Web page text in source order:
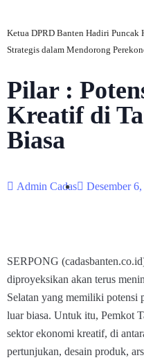
Ketua DPRD Banten Hadiri Puncak
Strategis dalam Mendorong
Pilar :
Kreatif di
Biasa
Admin Cadas Desember
SERPONG
diproyeksikan akan terus
Selatan yang memiliki potensi
luar biasa. Untuk itu, Pemkot
sektor ekonomi kreatif, di
pertunjukan, desain produk,